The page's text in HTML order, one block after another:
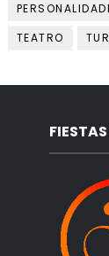
TEATRO